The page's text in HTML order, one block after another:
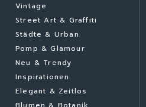
Vintage
Street Art & Graffiti
Städte & Urban
Pomp & Glamour
Neu & Trendy
Inspirationen
Elegant & Zeitlos